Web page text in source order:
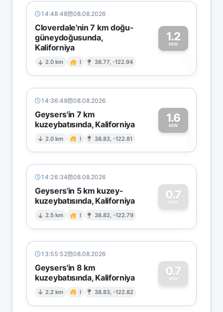
14:48:48 08.08.2026
Cloverdale'nin 7 km doğu-
güneydoğusunda,
Kaliforniya
2.0 km I 38.77, -122.94
1.2
MW
1
14:36:49 08.08.2026
Geysers'in 7 km
kuzeybatısında, Kaliforniya
2.0 km I 38.83, -122.81
1.6
MW1
14:26:34 08.08.2026
Geysers'in 5 km kuzey-
kuzeybatısında, Kaliforniya
2.5 km I 38.82, -122.79
0.7
MW
0
13:55:52 08.08.2026
Geysers'in 8 km
kuzeybatısında, Kaliforniya
2.2 km I 38.83, -122.82
0.7
MW
0